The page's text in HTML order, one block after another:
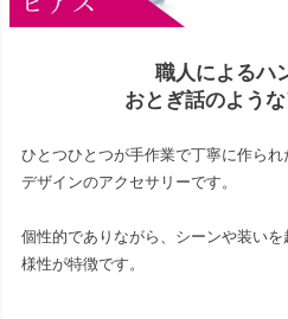
職人によるハ
おとぎ話のよう
ひとつひとつが手作業で丁寧に作ら
デザインのアクセサリーです。
個性的でありながら、シーンや装い
様性が特徴です。